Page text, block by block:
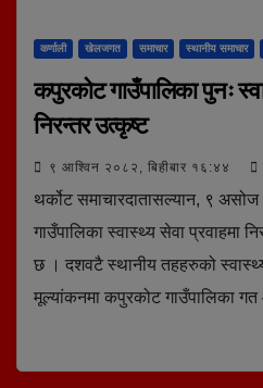
कर्णाली खेलजगत समाचार स्थानीय समाचार
कपुरकोट गाउँपालिका पुनः
निरन्तर उत्कृष्ट
९ आश्विन २०८२, बिहीबार १६:४४
थर्कोट समाचारदातासल्यान, ९
गाउँपालिका स्वास्थ्य सेवा प्रवाहमा
छ । दशवटै स्थानीय तहहरुको स्वास्थ्य
मूल्यांकनमा कपुरकोट गाउँपालिका गत